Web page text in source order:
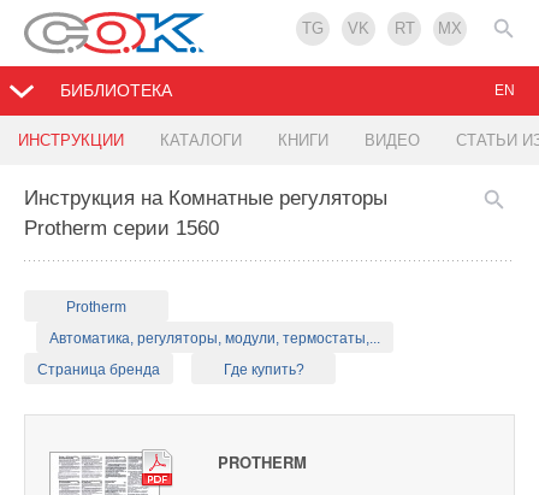
TG VK RT MX
БИБЛИОТЕКА
ИНСТРУКЦИИ КАТАЛОГИ КНИГИ ВИДЕО СТАТЬИ
EN
Инструкция на Комнатные регуляторы
Protherm серии 1560
Protherm
Автоматика, регуляторы, модули, термостаты,...
Страница бренда
Где купить?
PROTHERM